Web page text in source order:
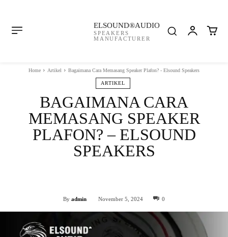
ELSOUND®AUDIO
SPEAKERS
MANUFACTURER
Home Artikel Bagaimana Cara Memasang Speaker Plafon? - Elsound Speakers
ARTIKEL
BAGAIMANA CARA
MEMASANG SPEAKER
PLAFON? – ELSOUND
SPEAKERS
By admin November 5, 2024 0